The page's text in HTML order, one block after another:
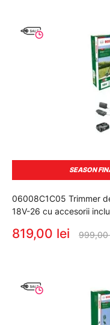
SEASON
06008C1C05 Trimmer
18V-26 cu accesorii
819,00 lei 999,00